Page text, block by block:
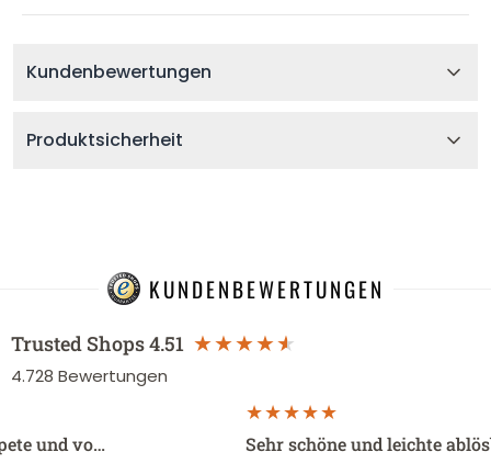
Kundenbewertungen
Produktsicherheit
KUNDENBEWERTUNGEN
Trusted Shops4.51
4.728 Bewertungen
und vo… Sehr schöne und leichte